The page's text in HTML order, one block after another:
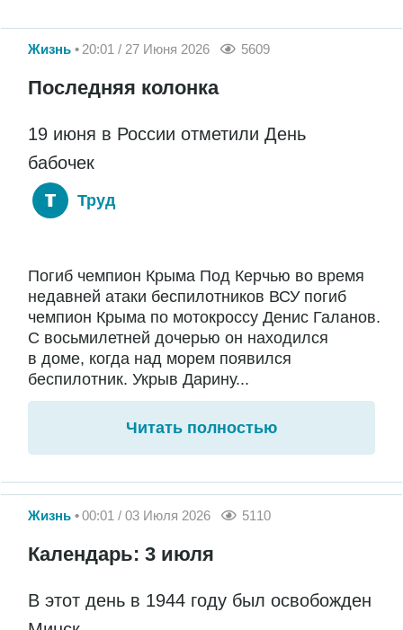
Жизнь 20:01 / 27 Июня 2026 5609
Последняя колонка
19 июня в России отметили День
бабочек
Труд
Погиб чемпион Крыма Под Керчью во время
недавней атаки беспилотников ВСУ погиб
чемпион Крыма по мотокроссу Денис Галанов.
С восьмилетней дочерью он находился
в доме, когда над морем появился
беспилотник. Укрыв Дарину...
Читать полностью
Жизнь 00:01 / 03 Июля 2026 5110
Календарь: 3 июля
В этот день в 1944 году был освобожден